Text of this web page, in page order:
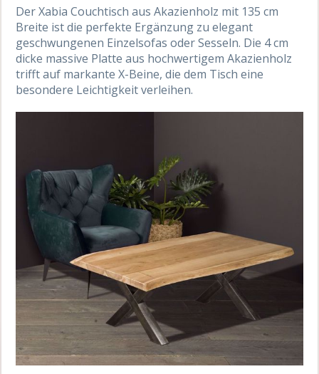
Der Xabia Couchtisch aus Akazienholz mit 135 cm
Breite ist die perfekte Ergänzung zu elegant
geschwungenen Einzelsofas oder Sesseln. Die 4 cm
dicke massive Platte aus hochwertigem Akazienholz
trifft auf markante X-Beine, die dem Tisch eine
besondere Leichtigkeit verleihen.